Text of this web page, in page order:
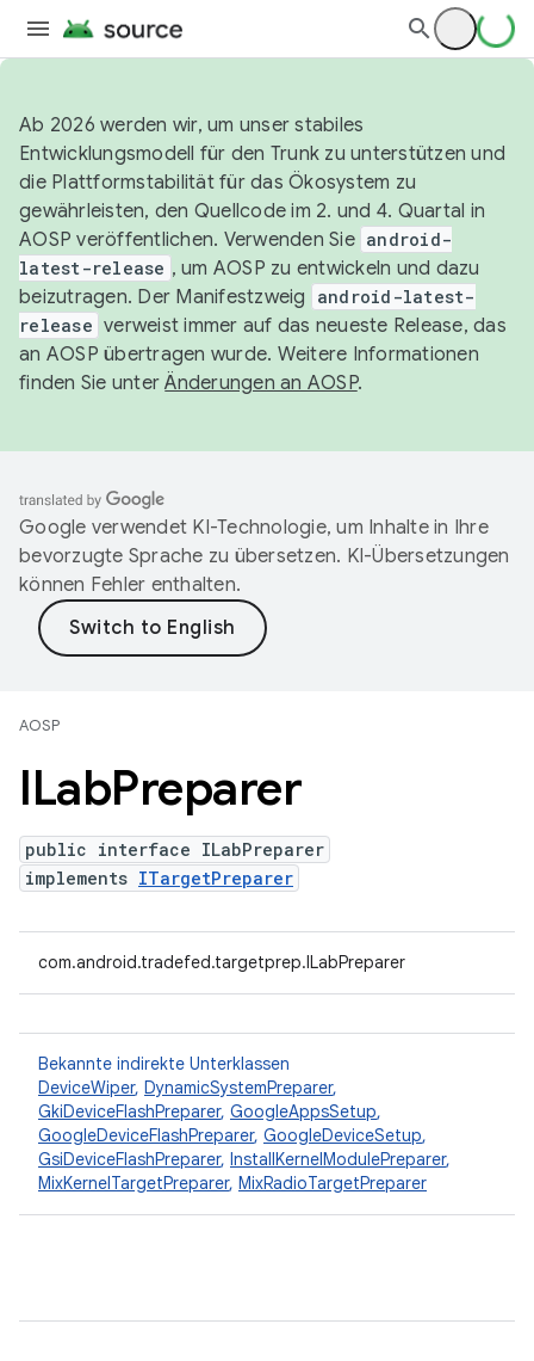
Ab 2026 werden wir, um unser stabiles
Entwicklungsmodell für den Trunk zu unterstützen und
die Plattformstabilität für das Ökosystem zu
gewährleisten, den Quellcode im 2. und 4. Quartal in
AOSP veröffentlichen. Verwenden Sie android-
latest-release , um AOSP zu entwickeln und dazu
beizutragen. Der Manifestzweig
android-latest-
release verweist immer auf das neueste Release, das
an AOSP übertragen wurde. Weitere Informationen
finden Sie unterÄnderungen an AOSP.
Google verwendet KI-Technologie, um Inhalte in Ihre
bevorzugte Sprache zu übersetzen. KI-Übersetzungen
können Fehler enthalten.
AOSP
ILabPreparer
public interface ILabPreparer
implements ITargetPreparer
com.android.tradefed.targetprep.ILabPreparer
Bekannte indirekte Unterklassen
DeviceWiper, DynamicSystemPreparer,
GkiDeviceFlashPreparer, GoogleAppsSetup,
GoogleDeviceFlashPreparer, GoogleDeviceSetup,
GsiDeviceFlashPreparer, InstallKernelModulePreparer,
MixKernelTargetPreparer, MixRadioTargetPreparer